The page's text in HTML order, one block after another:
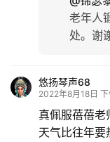
老年人
处。谢
悠扬琴声68
2022年8月18日
真佩服蓓蓓
天气比往年